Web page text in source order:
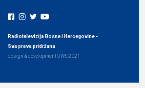
Radiotelevizija Bosne i Hercegovine -
Sva prava pridržana
design & development DWS2021